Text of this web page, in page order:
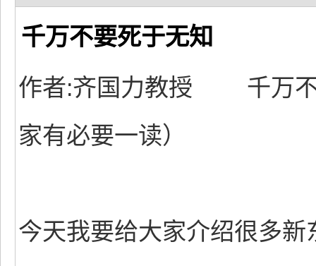
千万不要死于无知
作者:齐国力教授 千万不
家有必要一读）
今天我要给大家介绍很多